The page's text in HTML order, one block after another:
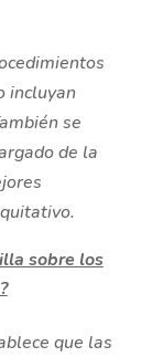
incluyan
se
de la
.
sobre los
que las